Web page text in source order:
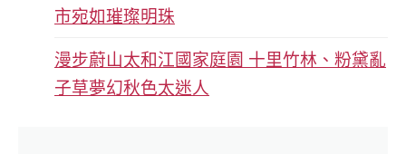
市宛如璀璨明珠
漫步蔚山太和江國家庭園 十里竹林、粉黛亂
子草夢幻秋色太迷人